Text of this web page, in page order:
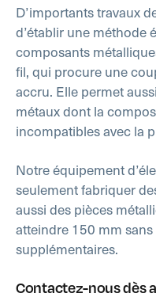
D’importants travaux
d’établir une méthode
composants
fil, qui procure une
accru. Elle permet
métaux dont la
incompatibles avec la
Notre équipement
seulement fabriquer
aussi des pièces
atteindre 150 mm
supplémentaires.
Contactez-nous dès